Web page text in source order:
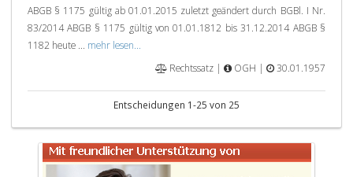
ABGB § 1175 gültig ab 01.01.2015 zuletzt geändert durch BGBl. I Nr.
83/2014 ABGB § 1175 gültig von 01.01.1812 bis 31.12.2014 ABGB §
1182 heute ... mehr lesen...
Rechtssatz |
OGH | 30.01.1957
Entscheidungen 1-25 von 25